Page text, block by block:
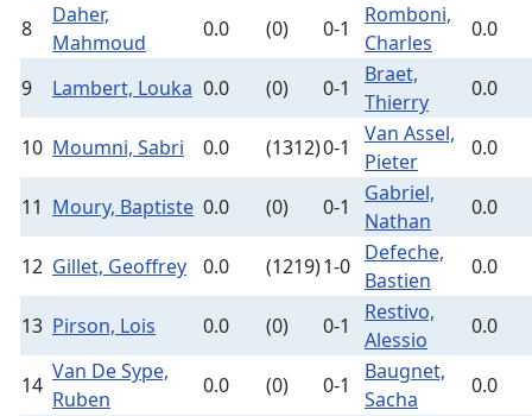
8
Daher,
Mahmoud
0.0 (0) 0-1
Romboni,
Charles
0.0
9 Lambert, Louka 0.0 (0) 0-1
Braet,
Thierry
0.0
10 Moumni, Sabri 0.0 (1312)0-1
Van Assel,
Pieter
0.0
11 Moury, Baptiste 0.0 (0) 0-1
Gabriel,
Nathan
0.0
12 Gillet, Geoffrey 0.0 (1219)1-0
Defeche,
Bastien
0.0
13 Pirson, Lois 0.0 (0) 0-1
Restivo,
Alessio
0.0
14
Van De Sype,
Ruben
0.0 (0) 0-1
Baugnet,
Sacha
0.0